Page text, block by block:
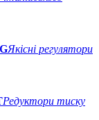
Якісні регулятори
Редуктори тиску